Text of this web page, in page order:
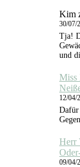
Kim
30/07/
Tja!
und
Miss
12/04/
Dafür
Herr
09/04/